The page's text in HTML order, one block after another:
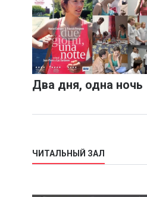
Два дня, одна ночь
ЧИТАЛЬНЫЙ ЗАЛ